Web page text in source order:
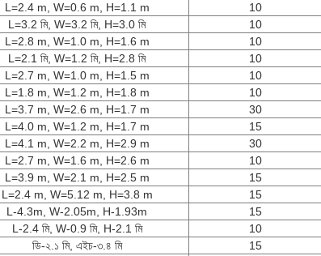
L=2.4 m, W=0.6 m, H=1.1 m
10
L=3.2 মি, W=3.2 মি, H=3.0 মি
10
L=2.8 m, W=1.0 m, H=1.6 m
10
L=2.1 মি, W=1.2 মি, H=2.8 মি
10
L=2.7 m, W=1.0 m, H=1.5 m
10
L=1.8 m, W=1.2 m, H=1.8 m
10
L=3.7 m, W=2.6 m, H=1.7 m
30
L=4.0 m, W=1.2 m, H=1.7 m
15
L=4.1 m, W=2.2 m, H=2.9 m
30
L=2.7 m, W=1.6 m, H=2.6 m
10
L=3.9 m, W=2.1 m, H=2.5 m
15
L=2.4 m, W=5.12 m, H=3.8 m
15
L-4.3m, W-2.05m, H-1.93m
15
L-2.4 মি, W-0.9 মি, H-2.1 মি
10
ডি-২.১ মি, এইচ-৩.৪ মি
15